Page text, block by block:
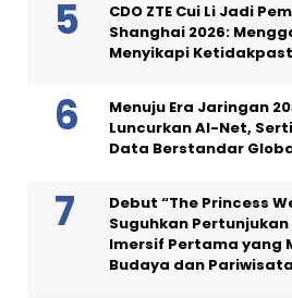
CDO ZTE Cui Li Jadi
Shanghai 2026:
Menyikapi
Menuju Era Jaringan
Luncurkan AI-Net,
Data Berstandar
Debut “The Princess
Suguhkan
Imersif Pertama yang
Budaya dan Pariwisata